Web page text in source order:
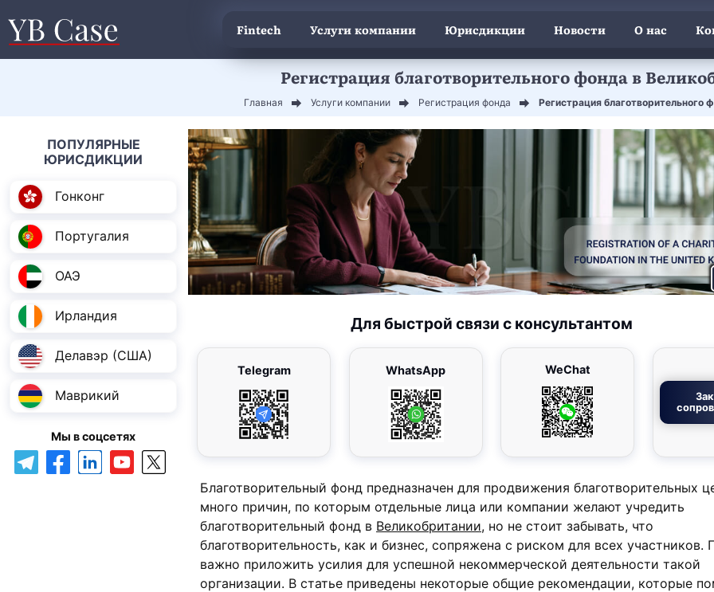
Fintech Услуги компании Юрисдикции Новости О нас
Регистрация благотворительного фонда в
Главная Услуги компании Регистрация фонда Регистрация благотворительного
ПОПУЛЯРНЫЕ
ЮРИСДИКЦИИ
Гонконг
Португалия
ОАЭ
Ирландия
Делавэр (США)
Маврикий
Мы в соцсетях
Для быстрой связи с консультантом
Telegram WhatsApp WeChat
Благотворительный фонд предназначен для продвижения благотворительных
много причин, по которым отдельные лица или компании желают учредить
благотворительный фонд в Великобритании, но не стоит забывать, что
благотворительность, как и бизнес, сопряжена с риском для всех участников.
важно приложить усилия для успешной некоммерческой деятельности такой
организации. В статье приведены некоторые общие рекомендации, которые